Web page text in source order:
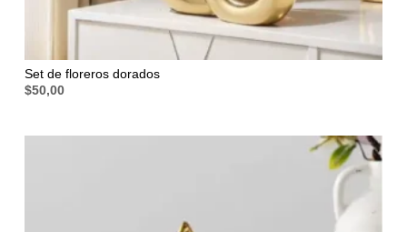
Set de floreros dorados
$50,00